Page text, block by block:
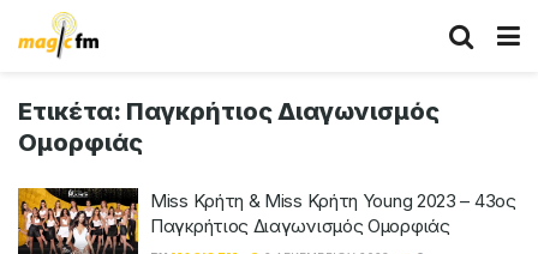
Ετικέτα: Παγκρήτιος Διαγωνισμός
Ομορφιάς
Miss Κρήτη & Miss Κρήτη Young 2023 – 43ος
Παγκρήτιος Διαγωνισμός Ομορφιάς